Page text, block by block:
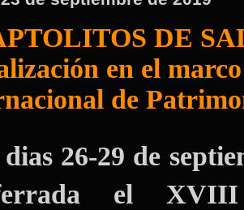
DE
en el
de
26-29 de
el